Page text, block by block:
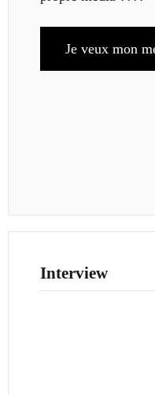
Je veux mon
Interview